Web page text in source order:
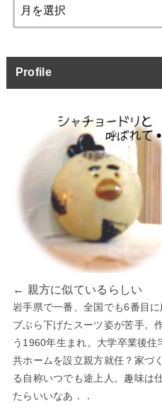
Profile
← 親方に似ているらしい
岩手県で一番、全国でも6番目
ブぶら下げたスーツ姿が苦手。
う1960年生まれ。大学卒業後
共ホームを設立親方就任？家づ
る自称いつでも途上人。趣味は
たらいいなあ．．